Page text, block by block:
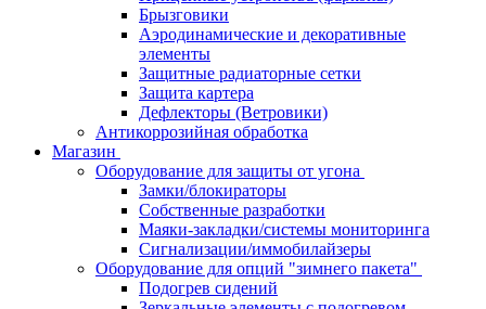
Брызговики
Аэродинамические и декоративные
элементы
Защитные радиаторные сетки
Защита картера
Дефлекторы (Ветровики)
Антикоррозийная обработка
Магазин
Оборудование для защиты от угона
Замки/блокираторы
Собственные разработки
Маяки-закладки/системы мониторинга
Сигнализации/иммобилайзеры
Оборудование для опций "зимнего пакета"
Подогрев сидений